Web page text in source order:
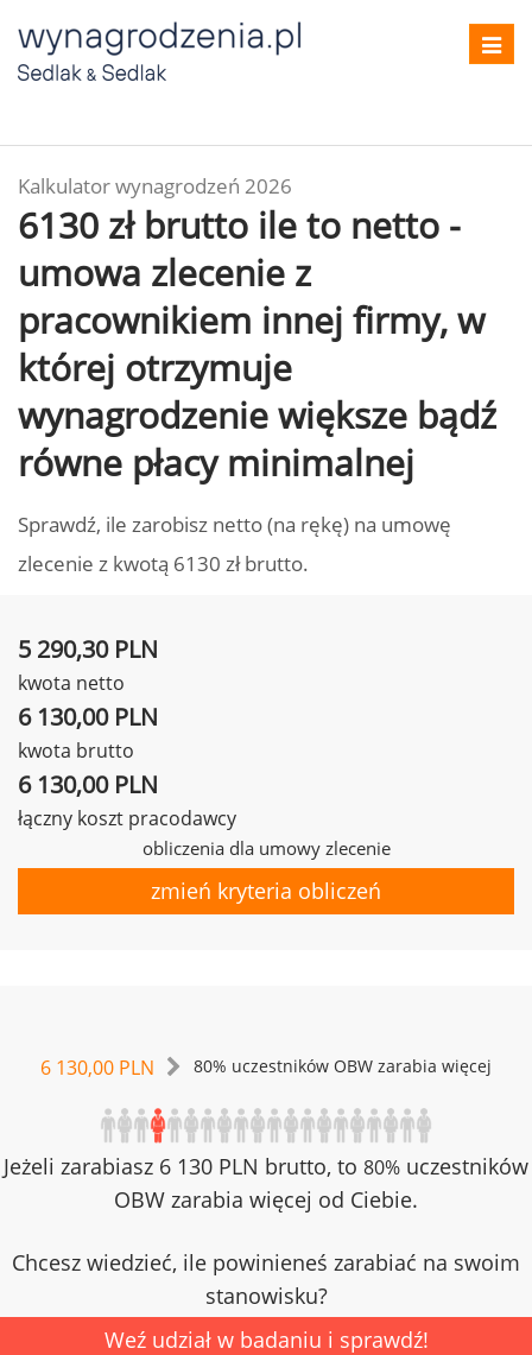
Kalkulator wynagrodzeń 2026
6130 zł brutto ile to netto -
umowa zlecenie z
pracownikiem innej firmy, w
której otrzymuje
wynagrodzenie większe bądź
równe płacy minimalnej
Sprawdź, ile zarobisz netto (na rękę) na umowę
zlecenie z kwotą 6130 zł brutto.
5 290,30 PLN
kwota netto
6 130,00 PLN
kwota brutto
6 130,00 PLN
łączny koszt pracodawcy
obliczenia dla umowy zlecenie
zmień kryteria obliczeń
6 130,00 PLN 80% uczestników OBW zarabia więcej
Jeżeli zarabiasz 6 130 PLN brutto, to 80% uczestników
OBW zarabia więcej od Ciebie.
Chcesz wiedzieć, ile powinieneś zarabiać na swoim
stanowisku?
Weź udział w badaniu i sprawdź!